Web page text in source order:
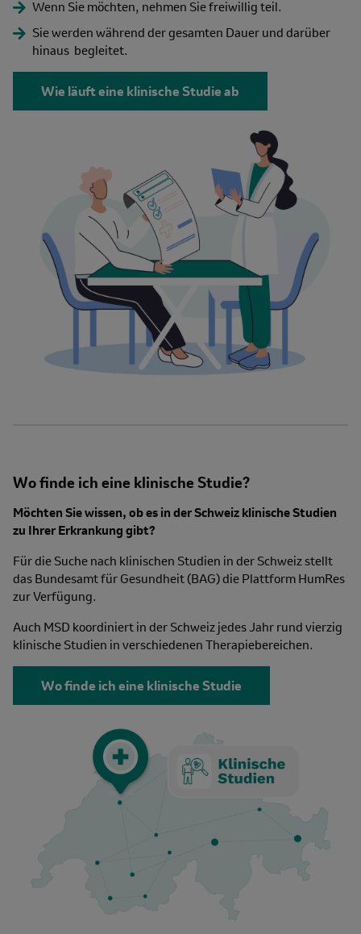
Wenn Sie möchten, nehmen Sie freiwillig teil.
Sie werden während der gesamten Dauer und darüber
hinaus begleitet.
Wie läuft eine klinische Studie ab
Description
Wo finde ich eine klinische Studie?
Möchten Sie wissen, ob es in der Schweiz klinische Studien
zu Ihrer Erkrankung gibt?
Für die Suche nach klinischen Studien in der Schweiz stellt
das Bundesamt für Gesundheit (BAG) die Plattform HumRes
zur Verfügung.
Auch MSD koordiniert in der Schweiz jedes Jahr rund vierzig
klinische Studien in verschiedenen Therapiebereichen.
Wo finde ich eine klinische Studie